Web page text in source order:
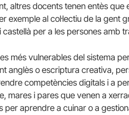
altres docents tenen entès que
exemple al col·lectiu de la gent
castellà per a les persones amb
més vulnerables del sistema
anglès o escriptura creativa,
competències digitals i a
mares i pares que venen a
aprendre a cuinar o a